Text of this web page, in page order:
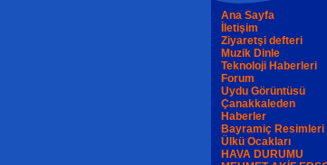
Ana Sayfa
İletişim
Ziyaretşi defteri
Muzik Dinle
Teknoloji Haberleri
Forum
Uydu Görüntüsü
Çanakkaleden
Haberler
Bayramiç Resimleri
Ülkü Ocakları
HAVA DURUMU